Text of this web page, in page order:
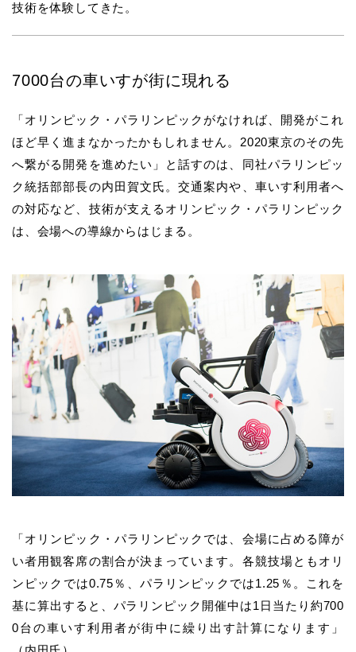
技術を体験してきた。
7000台の車いすが街に現れる
「オリンピック・パラリンピック がなければ、開発がこれ
ほど早く進まなかったかもしれません。2020東京のその先
へ繋がる開発を進めたい」と話すのは、同社パラリンピッ
ク統括部部長の内田賀文氏。交通案内や、車いす利用者へ
の対応など、技術が支える オリンピック・パラリンピック
は、会場への導線からはじまる。
「オリンピック・パラリンピックでは、会場に占める障が
い者用観客席の割合が決まっています。各競技場ともオリ
ンピックでは0.75％、パラリンピックでは1.25％。これを
基に算出すると、パラリンピック 開催中は1日当たり約700
0台の車いす利用者が街中に繰り出す計算になります」